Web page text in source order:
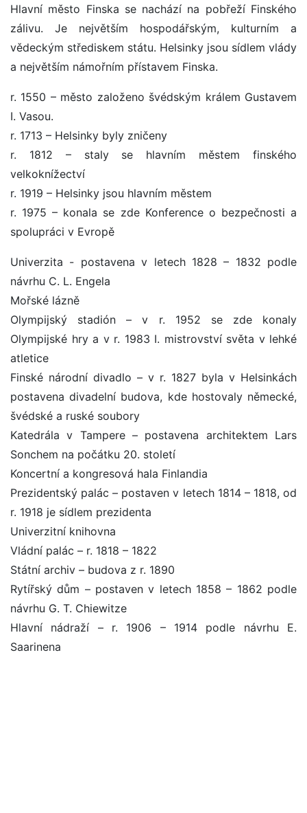
Hlavní město Finska se nachází na pobřeží Finského
zálivu. Je největším hospodářským, kulturním a
vědeckým střediskem státu. Helsinky jsou sídlem vlády
a největším námořním přístavem Finska.
r. 1550 – město založeno švédským králem Gustavem
I. Vasou.
r. 1713 – Helsinky byly zničeny
r. 1812 – staly se hlavním městem finského
velkoknížectví
r. 1919 – Helsinky jsou hlavním městem
r. 1975 – konala se zde Konference o bezpečnosti a
spolupráci v Evropě
Univerzita - postavena v letech 1828 – 1832 podle
návrhu C. L. Engela
Mořské lázně
Olympijský stadión – v r. 1952 se zde konaly
Olympijské hry a v r. 1983 I. mistrovství světa v lehké
atletice
Finské národní divadlo – v r. 1827 byla v Helsinkách
postavena divadelní budova, kde hostovaly německé,
švédské a ruské soubory
Katedrála v Tampere – postavena architektem Lars
Sonchem na počátku 20. století
Koncertní a kongresová hala Finlandia
Prezidentský palác – postaven v letech 1814 – 1818, od
r. 1918 je sídlem prezidenta
Univerzitní knihovna
Vládní palác – r. 1818 – 1822
Státní archiv – budova z r. 1890
Rytířský dům – postaven v letech 1858 – 1862 podle
návrhu G. T. Chiewitze
Hlavní nádraží – r. 1906 – 1914 podle návrhu E.
Saarinena